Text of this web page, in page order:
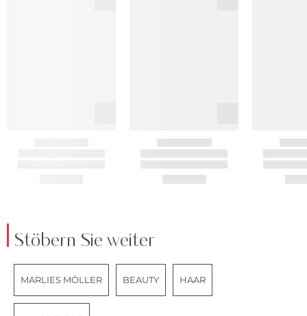
Stöbern Sie weiter
MARLIES MÖLLER BEAUTY HAAR